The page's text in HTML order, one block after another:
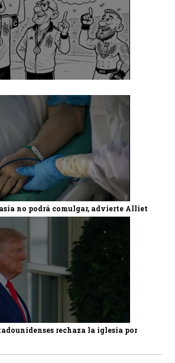
no podrá comulgar, advierte Alliet
rechaza la iglesia por